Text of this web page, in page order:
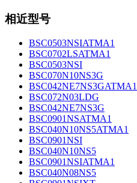
相近型号
BSC0503NSIATMA1
BSC0702LSATMA1
BSC0503NSI
BSC070N10NS3G
BSC042NE7NS3GATMA1
BSC072N03LDG
BSC042NE7NS3G
BSC0901NSATMA1
BSC040N10NS5ATMA1
BSC0901NSI
BSC040N10NS5
BSC0901NSIATMA1
BSC040N08NS5